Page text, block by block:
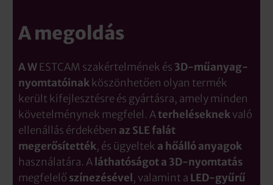
A megoldás
A WESTCAM szakértelmének és 3D-műanyag-
nyomtatóinakköszönhetően olyan termék
került kifejlesztésre és gyártásra, amely minden
követelménynek megfelel. Aterheléseknekvaló
ellenállás érdekében az SLE falát
megerősítették, és ügyeltek a hőálló anyagok
használatára. Aláthatóságota 3D-nyomtatás
megfelelő színezésével, valamint a LED-gyűrű